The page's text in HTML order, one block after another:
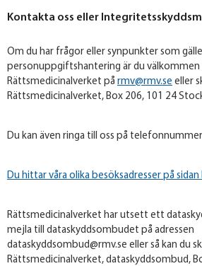
Kontakta oss eller
Om du har frågor eller synpunkter som
personuppgiftshantering är du välkommen
Rättsmedicinalverket på rmv@rmv.se eller
Rättsmedicinalverket, Box 206, 101 24
Du kan även ringa till oss på telefonnummer
Du hittar våra olika besöksadresser på sidan
Rättsmedicinalverket har utsett ett
mejla till dataskyddsombudet på adressen
dataskyddsombud@rmv.se eller så kan du
Rättsmedicinalverket, dataskyddsombud,